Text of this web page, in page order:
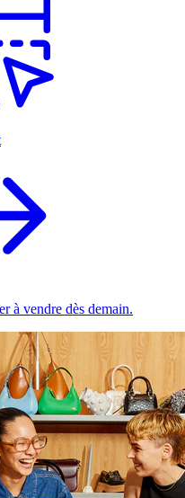
à vendre dès demain.